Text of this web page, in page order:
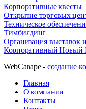
Корпоративные квесты
Открытие торговых
Техническое
Тимбилдинг
Организация выставок
Корпоративный Новый
WebCanape - создание
Главная
О компании
Контакты